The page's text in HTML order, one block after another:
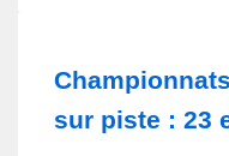
sur piste : 23